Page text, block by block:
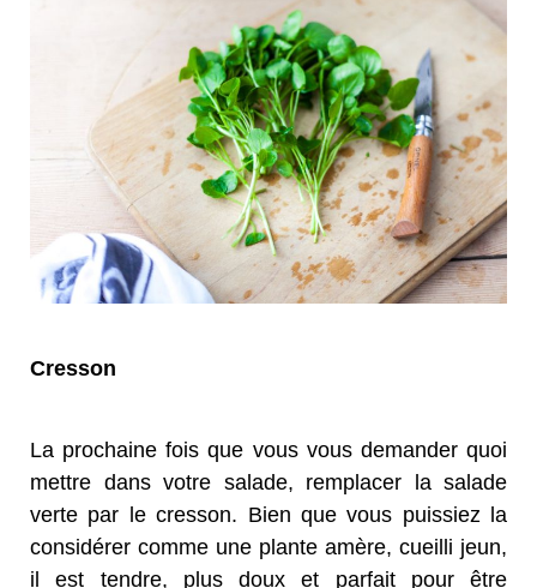
Cresson
La prochaine fois que vous vous demander quoi
mettre dans votre salade, remplacer la salade
verte par le cresson. Bien que vous puissiez la
considérer comme une plante amère, cueilli jeun,
il est tendre, plus doux et parfait pour être